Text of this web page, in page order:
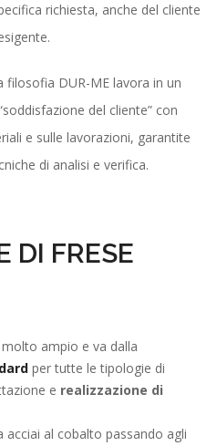
richiesta, anche del cliente
filosofia DUR-ME lavora in un
del cliente” con
e sulle lavorazioni, garantite
di analisi e verifica.
DI FRESE
ampio e va dalla
per tutte le tipologie di
e realizzazione di
al cobalto passando agli